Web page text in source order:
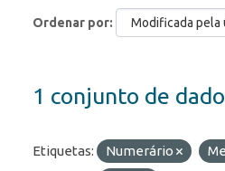
Ordenar por
1 conjunto de
Etiquetas: Numerário